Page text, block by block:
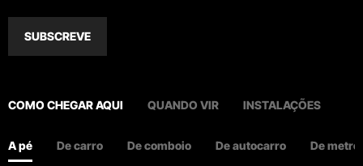
SUBSCREVE
COMO CHEGAR AQUI QUANDO VIR INSTALAÇÕES
A pé De carro De comboio De autocarro De metro